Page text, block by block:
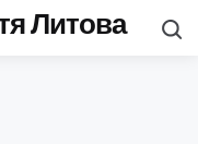
Литова